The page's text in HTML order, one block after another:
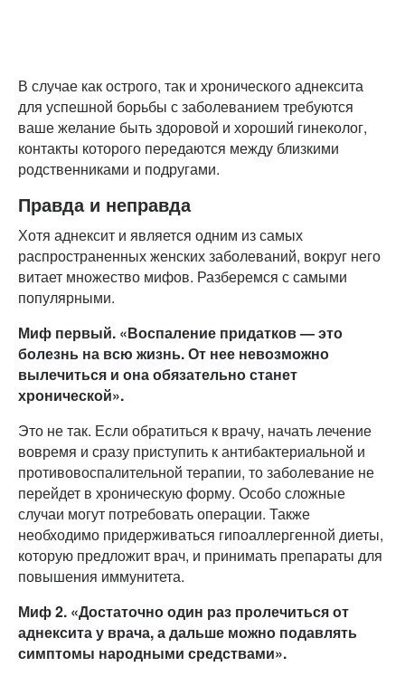
В случае как острого, так и хронического аднексита
для успешной борьбы с заболеванием требуются
ваше желание быть здоровой и хороший гинеколог,
контакты которого передаются между близкими
родственниками и подругами.
Правда и неправда
Хотя аднексит и является одним из самых
распространенных женских заболеваний, вокруг него
витает множество мифов. Разберемся с самыми
популярными.
Миф первый. «Воспаление придатков — это
болезнь на всю жизнь. От нее невозможно
вылечиться и она обязательно станет
хронической».
Это не так. Если обратиться к врачу, начать лечение
вовремя и сразу приступить к антибактериальной и
противовоспалительной терапии, то заболевание не
перейдет в хроническую форму. Особо сложные
случаи могут потребовать операции. Также
необходимо придерживаться гипоаллергенной диеты,
которую предложит врач, и принимать препараты для
повышения иммунитета.
Миф 2. «Достаточно один раз пролечиться от
аднексита у врача, а дальше можно подавлять
симптомы народными средствами».